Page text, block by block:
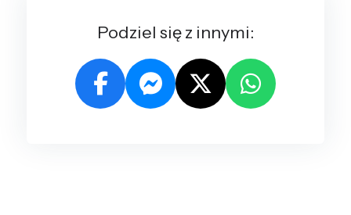
Podziel się z innymi: